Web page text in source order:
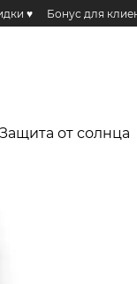
♥️ Бонус для
и сертификация
Защита от солнца